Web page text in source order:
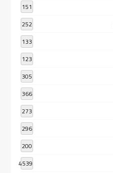
151
252
133
123
305
366
273
296
200
4539